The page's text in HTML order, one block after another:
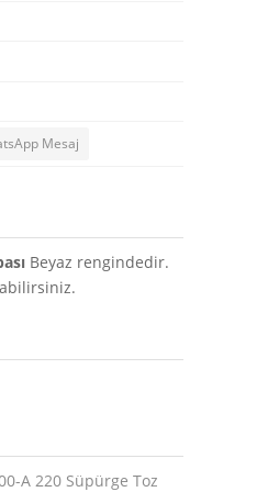
Mesaj
Beyaz rengindedir.
A 220 Süpürge Toz